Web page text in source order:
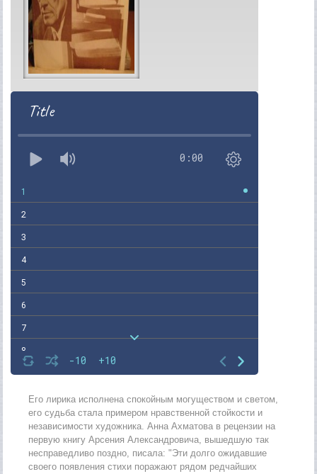
Title
0:00
-10 +10
1
2
3
4
5
6
7
8
9
10
11
12
13
Его лирика исполнена спокойным могуществом и светом,
его судьба стала примером нравственной стойкости и
независимости художника. Анна Ахматова в рецензии на
первую книгу Арсения Александровича, вышедшую так
несправедливо поздно, писала: "Эти долго ожидавшие
своего появления стихи поражают рядом редчайших